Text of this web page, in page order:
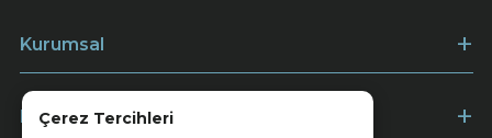
Çerez Tercihleri
Kurumsal
Müşteri Hizmetleri